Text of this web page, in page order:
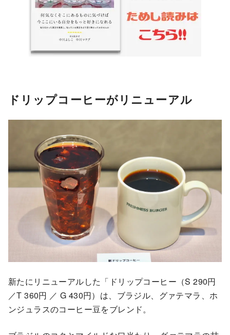
ドリップコーヒーがリニューアル
新たにリニューアルした「ドリップコーヒー（S 290円
／T 360円 ／ G 430円）は、ブラジル、グァテマラ、ホ
ンジュラスのコーヒー豆をブレンド。